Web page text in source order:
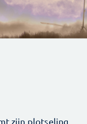
zijn plotseling